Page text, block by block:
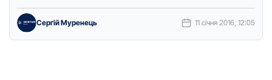
управління Державної …
Сергій Муренець 11 січня 2016, 12:05